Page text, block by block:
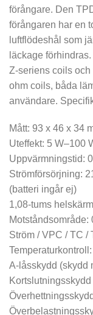
förångare. Den
förångaren har en
luftflödeshål som
läckage
Z-seriens coils
ohm coils, båda
användare.
Mått: 93 x 46 x 34
Uteffekt: 5 W–100
Uppvärmningstid:
Strömförsörjning:
(batteri ingår ej)
1,08-tums
Ström / VPC / TC /
A-låsskydd (skydd
Kortslutningsskydd
Överhettningsskydd